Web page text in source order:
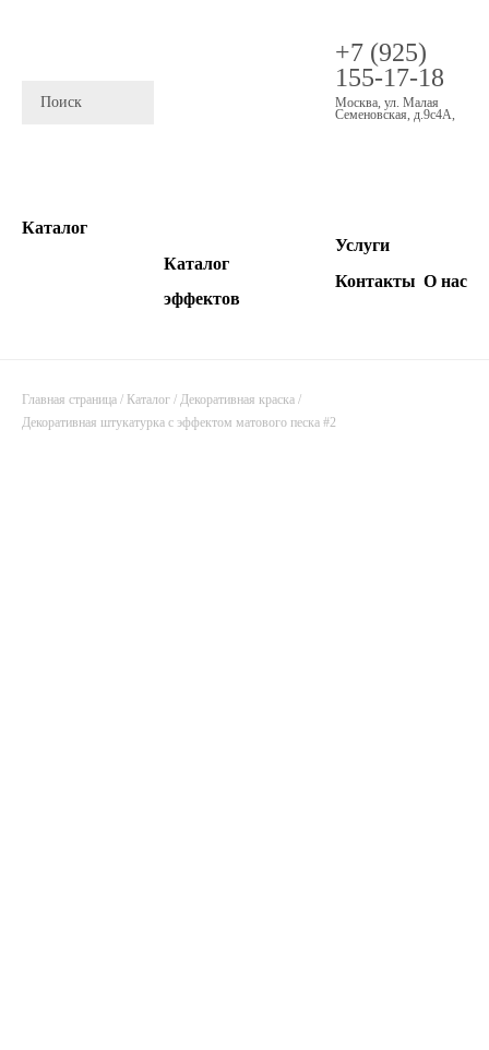
+7 (925)
155-17-18
Москва, ул. Малая
Семеновская, д.9с4А,
Каталог
Каталог
эффектов
Услуги
Контакты О нас
Главная страница / Каталог / Декоративная краска /
Декоративная штукатурка с эффектом матового песка #2